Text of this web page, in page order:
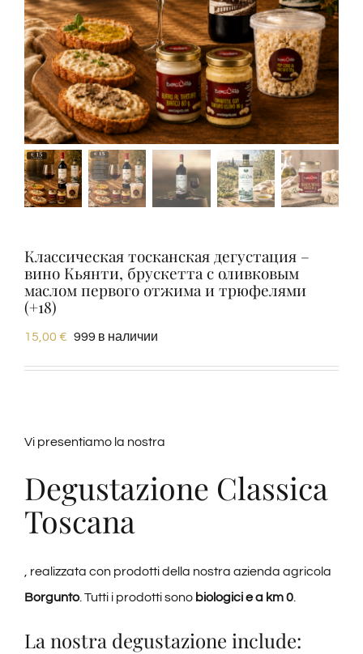
Дегустации
Дегустация вин
Блоги
Контакты
Ebay
Классическая тосканская дегустация –
вино Кьянти, брускетта с оливковым
маслом первого отжима и трюфелями
(+18)
15,00 € 999 в наличии
Vi presentiamo la nostra
Degustazione Classica
Toscana
, realizzata con prodotti della nostra azienda agricola
Borgunto. Tutti i prodotti sono biologici e a km 0
La nostra degustazione include: